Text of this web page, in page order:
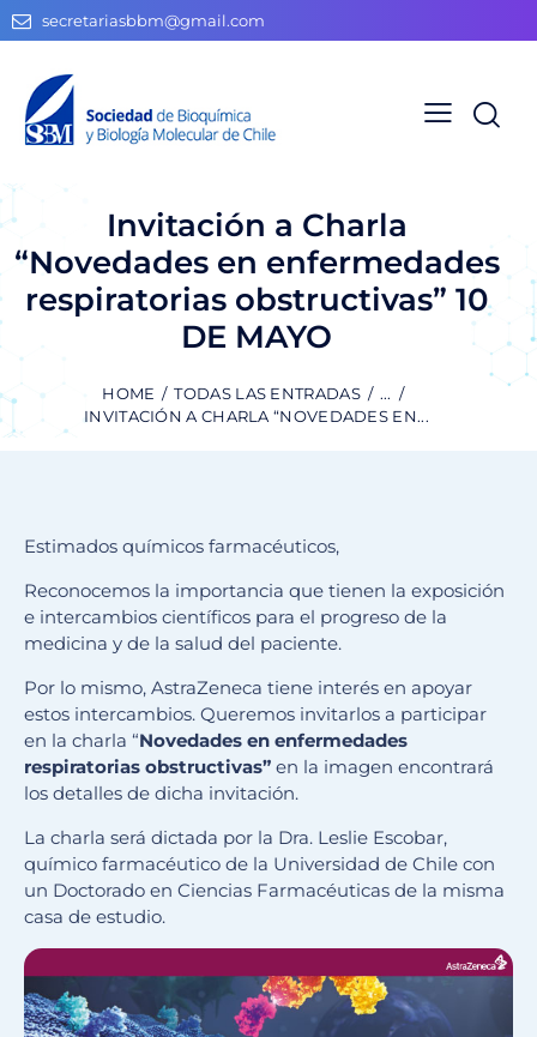
secretariasbbm@gmail.com
Invitación a Charla
“Novedades en enfermedades
respiratorias obstructivas” 10
DE MAYO
HOME TODAS LAS ENTRADAS
...
INVITACIÓN A CHARLA “NOVEDADES EN...
Estimados químicos farmacéuticos,
Reconocemos la importancia que tienen la exposición
e intercambios científicos para el progreso de la
medicina y de la salud del paciente.
Por lo mismo, AstraZeneca tiene interés en apoyar
estos intercambios. Queremos invitarlos a participar
en la charla “Novedades en enfermedades
respiratorias obstructivas” en la imagen encontrará
los detalles de dicha invitación.
La charla será dictada por la Dra. Leslie Escobar,
químico farmacéutico de la Universidad de Chile con
un Doctorado en Ciencias Farmacéuticas de la misma
casa de estudio.